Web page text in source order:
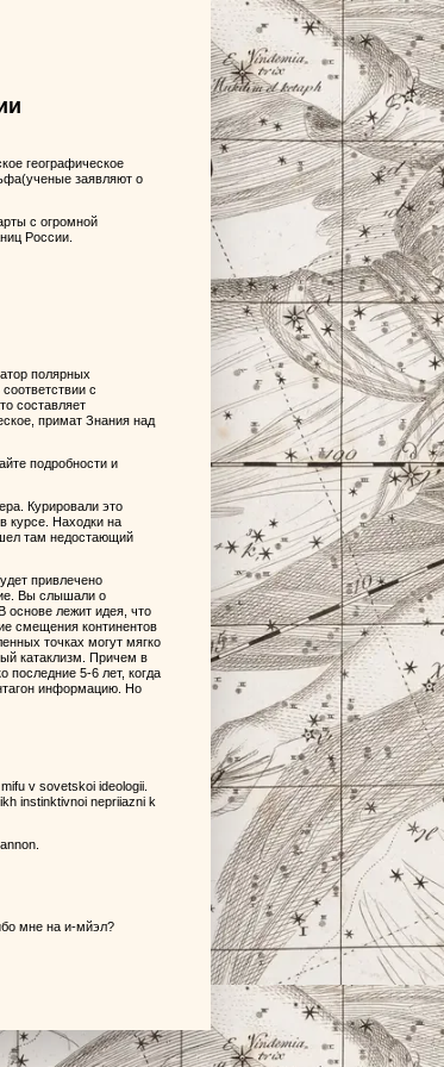
географическое
заявляют о
с огромной
России.
полярных
с
составляет
примат Знания над
подробности и
Курировали это
курсе. Находки на
там недостающий
привлечено
Вы слышали о
основе лежит идея, что
смещения континентов
точках могут мягко
катаклизм. Причем в
последние 5-6 лет, когда
информацию. Но
v sovetskoi ideologii.
instinktivnoi nepriiazni k
мне на и-мйэл?